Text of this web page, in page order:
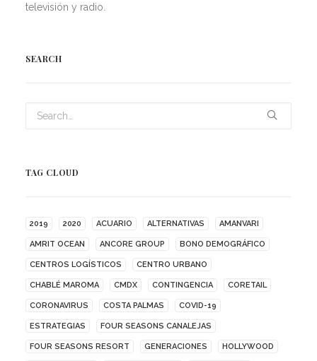
televisión y radio.
SEARCH
TAG CLOUD
2019 2020 ACUARIO ALTERNATIVAS AMANVARI
AMRIT OCEAN ANCORE GROUP BONO DEMOGRÁFICO
CENTROS LOGÍSTICOS CENTRO URBANO
CHABLÉ MAROMA CMDX CONTINGENCIA CORETAIL
CORONAVIRUS COSTA PALMAS COVID-19
ESTRATEGIAS FOUR SEASONS CANALEJAS
FOUR SEASONS RESORT GENERACIONES HOLLYWOOD